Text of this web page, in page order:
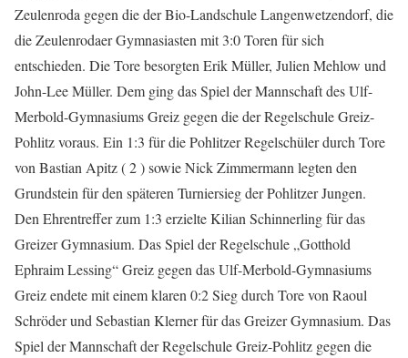
Zeulenroda gegen die der Bio-Landschule Langenwetzendorf, die
die Zeulenrodaer Gymnasiasten mit 3:0 Toren für sich
entschieden. Die Tore besorgten Erik Müller, Julien Mehlow und
John-Lee Müller. Dem ging das Spiel der Mannschaft des Ulf-
Merbold-Gymnasiums Greiz gegen die der Regelschule Greiz-
Pohlitz voraus. Ein 1:3 für die Pohlitzer Regelschüler durch Tore
von Bastian Apitz ( 2 ) sowie Nick Zimmermann legten den
Grundstein für den späteren Turniersieg der Pohlitzer Jungen.
Den Ehrentreffer zum 1:3 erzielte Kilian Schinnerling für das
Greizer Gymnasium. Das Spiel der Regelschule „Gotthold
Ephraim Lessing“ Greiz gegen das Ulf-Merbold-Gymnasiums
Greiz endete mit einem klaren 0:2 Sieg durch Tore von Raoul
Schröder und Sebastian Klerner für das Greizer Gymnasium. Das
Spiel der Mannschaft der Regelschule Greiz-Pohlitz gegen die